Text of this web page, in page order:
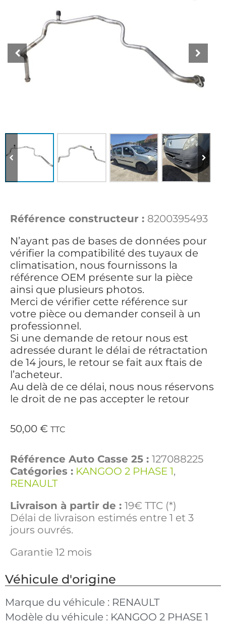
Référence constructeur : 8200395493
N’ayant pas de bases de données pour
vérifier la compatibilité des tuyaux de
climatisation, nous fournissons la
référence OEM présente sur la pièce
ainsi que plusieurs photos.
Merci de vérifier cette référence sur
votre pièce ou demander conseil à un
professionnel.
Si une demande de retour nous est
adressée durant le délai de rétractation
de 14 jours, le retour se fait aux ftais de
l’acheteur.
Au delà de ce délai, nous nous réservons
le droit de ne pas accepter le retour
50,00 € TTC
Référence Auto Casse 25 : 127088225
Catégories : KANGOO 2 PHASE 1,
RENAULT
Livraison à partir de : 19€ TTC (*)
Délai de livraison estimés entre 1 et 3
jours ouvrés.
Garantie 12 mois
Véhicule d'origine
Marque du véhicule : RENAULT
Modèle du véhicule : KANGOO 2 PHASE 1